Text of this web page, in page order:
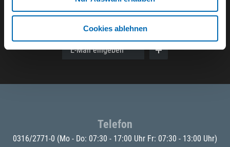
Cookies ablehnen
Der ODÖRFER Newsletter
E-Mail eingeben
Telefon
0316/2771-0 (Mo - Do: 07:30 - 17:00 Uhr Fr: 07:30 - 13:00 Uhr)